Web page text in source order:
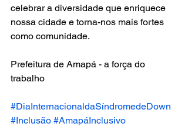
celebrar a diversidade que enriquece
nossa cidade e torna-nos mais fortes
como comunidade.
Prefeitura de Amapá - a força do
trabalho
#DiaInternacionaldaSíndromedeDown
#Inclusão #AmapáInclusivo